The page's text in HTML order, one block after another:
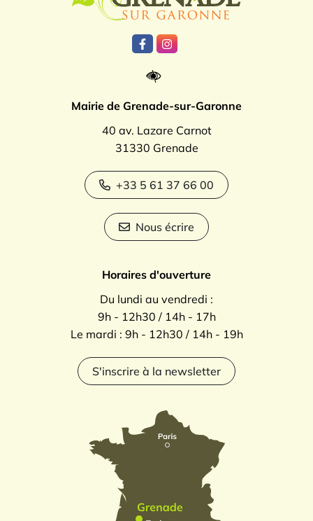
Lien vers le compte Facebook
Lien vers le compte
Mairie de Grenade-sur-Garonne
40 av. Lazare Carnot
31330 Grenade
+33 5 61 37 66 00
Nous écrire
Horaires d'ouverture
Du lundi au vendredi :
9h - 12h30 / 14h - 17h
Le mardi : 9h - 12h30 / 14h - 19h
S'inscrire à la newsletter